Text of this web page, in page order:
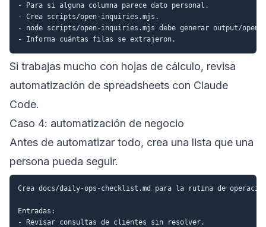
- Para si alguna columna parece dato personal.
- Crea scripts/open-inquiries.mjs.
- node scripts/open-inquiries.mjs debe generar output/
Si trabajas mucho con hojas de cálculo, revisa
automatización de spreadsheets con Claude
Code.
Caso 4: automatización de negocio
Antes de automatizar todo, crea una lista que una
persona pueda seguir.
Crea docs/daily-ops-checklist.md para la rutina de
Entradas:
- Revisar consultas de clientes sin resolver.